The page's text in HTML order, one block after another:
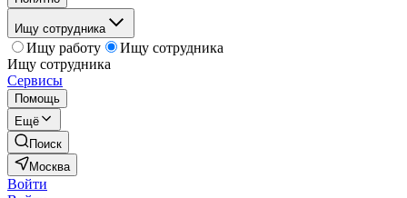
Ищу сотрудника
Ищу работу
Ищу сотрудника
Ищу сотрудника
Сервисы
Помощь
Ещё
Поиск
Москва
Войти